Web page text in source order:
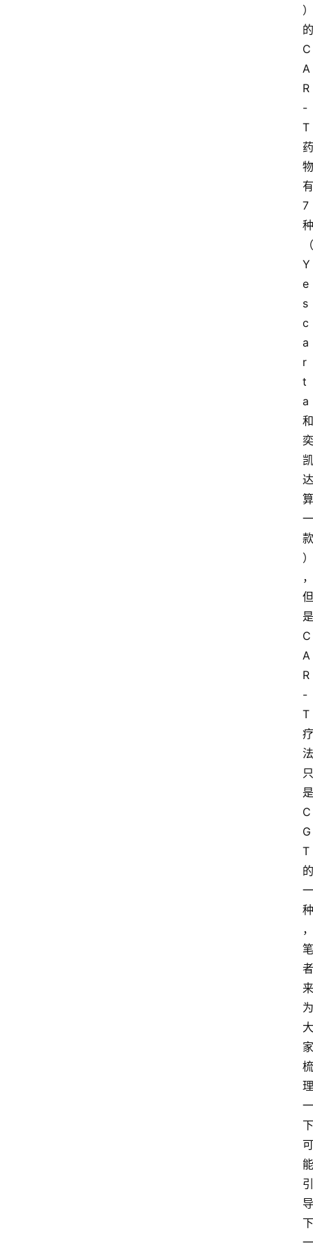
）
的
C
A
R
-
T
药
物
有
7
种
（
Y
e
s
c
a
r
t
a
和
奕
凯
达
算
一
款
）
，
但
是
C
A
R
-
T
疗
法
只
是
C
G
T
的
一
种
，
笔
者
来
为
大
家
梳
理
一
下
可
能
引
导
下
一